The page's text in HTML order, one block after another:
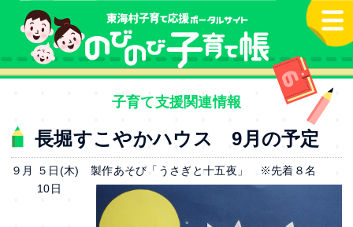
本文へ
子育て支援関連情報
長堀すこやかハウス 9月の予定
９月 ５日(木) 製作あそび「うさぎと十五夜」 ※先着８名
10日